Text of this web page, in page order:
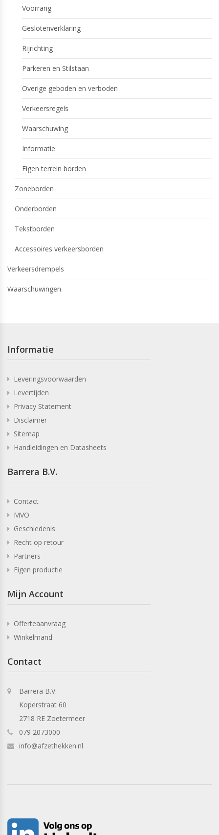
Voorrang
Geslotenverklaring
Rijrichting
Parkeren en Stilstaan
Overige geboden en verboden
Verkeersregels
Waarschuwing
Informatie
Eigen terrein borden
Zoneborden
Onderborden
Tekstborden
Accessoires verkeersborden
Verkeersdrempels
Waarschuwingen
Informatie
Leveringsvoorwaarden
Levertijden
Privacy Statement
Disclaimer
Sitemap
Handleidingen en Datasheets
Barrera B.V.
Contact
MVO
Geschiedenis
Recht op retour
Partners
Eigen productie
Mijn Account
Offerteaanvraag
Winkelmand
Contact
Barrera B.V.
Koperstraat 60
2718 RE Zoetermeer
079 2073000
info@afzethekken.nl